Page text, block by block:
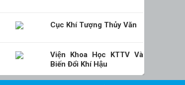
Cục Khí Tượng Thủy Văn
Viện Khoa Học KTTV Và
Biến Đổi Khí Hậu